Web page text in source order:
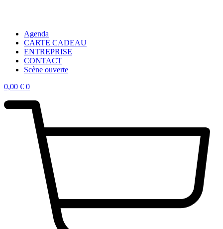
Agenda
CARTE CADEAU
ENTREPRISE
CONTACT
Scène ouverte
0,00 € 0